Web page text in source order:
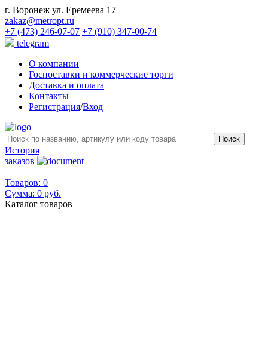
г. Воронеж ул. Еремеева 17
zakaz@metropt.ru
+7 (473) 246-07-07 +7 (910) 347-00-74
telegram
О компании
Госпоставки и коммерческие торги
Доставка и оплата
Контакты
Регистрация/Вход
История
заказов
Товаров: 0
Сумма: 0 руб.
Каталог товаров